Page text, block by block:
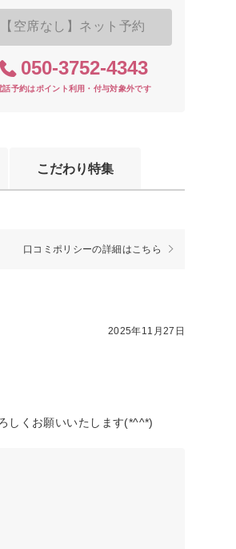
【空席なし】ネット予約
050-3752-4343
話予約はポイント利用・付与対象外です
こだわり特集
口コミポリシーの詳細はこちら
2025年11月27日
しくお願いいたします(*^^*)